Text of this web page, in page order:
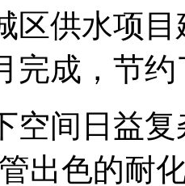
区供水项
完成，节
空间日益
出色的耐